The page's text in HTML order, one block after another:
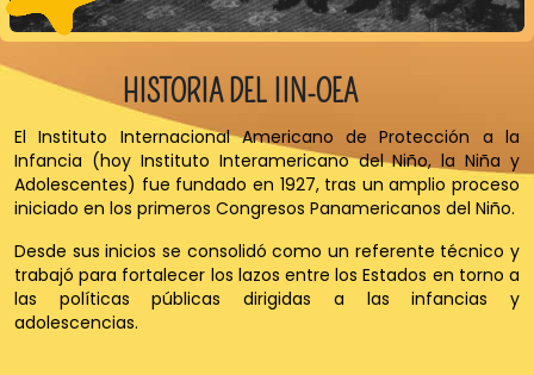
HISTORIA DEL IIN-OEA
El Instituto Internacional Americano de Protección a la
Infancia (hoy Instituto Interamericano del Niño, la Niña y
Adolescentes) fue fundado en 1927, tras un amplio proceso
iniciado en los primeros Congresos Panamericanos del Niño.
Desde sus inicios se consolidó como un referente técnico y
trabajó para fortalecer los lazos entre los Estados en torno a
las políticas públicas dirigidas a las infancias y
adolescencias.